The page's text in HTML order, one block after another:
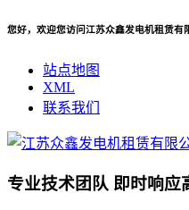
您好，欢迎您访问江苏众鑫发电机租赁有
站点地图
XML
联系我们
专业技术团队 即时响应